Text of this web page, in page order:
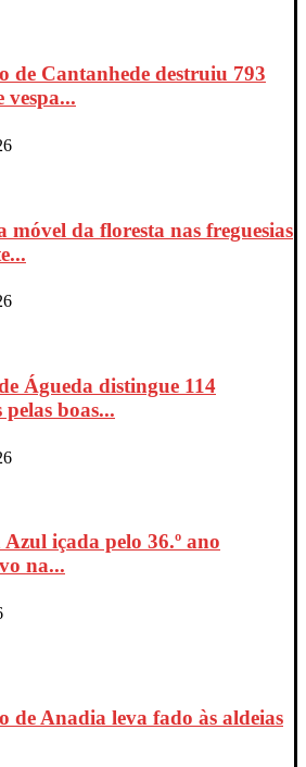
de Cantanhede destruiu 793
vespa...
móvel da floresta nas freguesias
Águeda distingue 114
pelas boas...
içada pelo 36.º ano
na...
de Anadia leva fado às aldeias